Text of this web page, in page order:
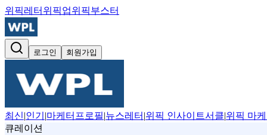
위픽레터 위픽업위픽부스터
로그인 회원가입
최신|인기 |마케터프로필|뉴스레터 |위픽 인사이트서클|위픽 마케
큐레이션